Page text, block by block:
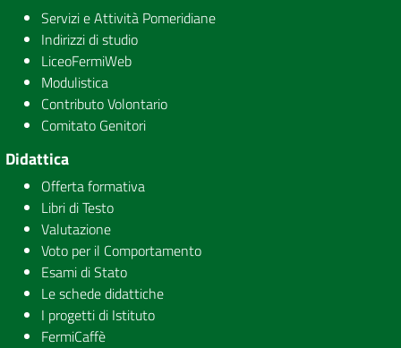
Servizi e Attività Pomeridiane
Indirizzi di studio
LiceoFermiWeb
Modulistica
Contributo Volontario
Comitato Genitori
Didattica
Offerta formativa
Libri di Testo
Valutazione
Voto per il Comportamento
Esami di Stato
Le schede didattiche
I progetti di Istituto
FermiCaffè